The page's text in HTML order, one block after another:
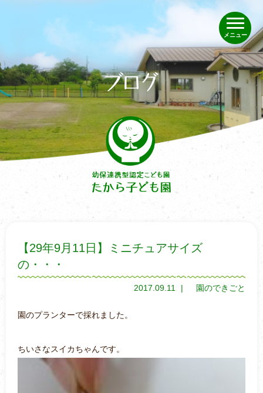
メニュー
【29年9月11日】ミニチュアサイズ
の・・・
2017.09.11 園のできごと
園のプランターで採れました。
ちいさなスイカちゃんです。